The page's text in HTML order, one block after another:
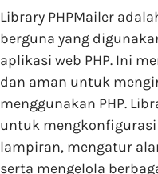
Library PHPMailer
berguna yang
aplikasi web PHP. Ini
dan aman untuk
menggunakan PHP.
untuk
lampiran, mengatur
serta mengelola